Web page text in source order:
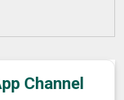
Channel